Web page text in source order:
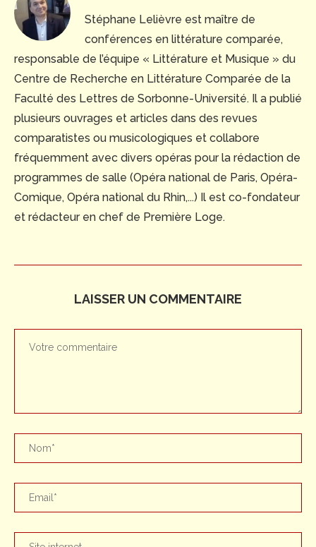
Stéphane Lelièvre est maître de
conférences en littérature comparée,
responsable de l’équipe « Littérature et Musique » du
Centre de Recherche en Littérature Comparée de la
Faculté des Lettres de Sorbonne-Université. Il a publié
plusieurs ouvrages et articles dans des revues
comparatistes ou musicologiques et collabore
fréquemment avec divers opéras pour la rédaction de
programmes de salle (Opéra national de Paris, Opéra-
Comique, Opéra national du Rhin,...) Il est co-fondateur
et rédacteur en chef de Première Loge.
LAISSER UN COMMENTAIRE